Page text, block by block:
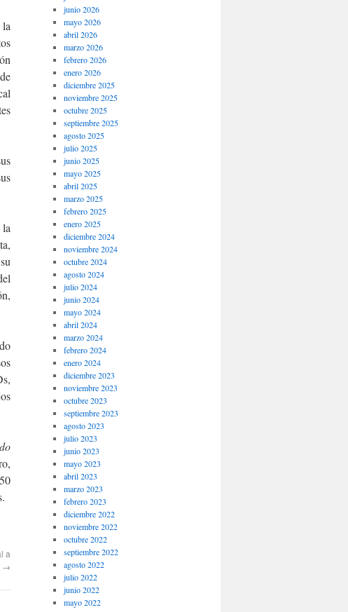
a
→
junio 2026
mayo 2026
abril 2026
marzo 2026
febrero 2026
enero 2026
diciembre 2025
noviembre 2025
octubre 2025
septiembre 2025
agosto 2025
julio 2025
junio 2025
mayo 2025
abril 2025
marzo 2025
febrero 2025
enero 2025
diciembre 2024
noviembre 2024
octubre 2024
agosto 2024
julio 2024
junio 2024
mayo 2024
abril 2024
marzo 2024
febrero 2024
enero 2024
diciembre 2023
noviembre 2023
octubre 2023
septiembre 2023
agosto 2023
julio 2023
junio 2023
mayo 2023
abril 2023
marzo 2023
febrero 2023
diciembre 2022
noviembre 2022
octubre 2022
septiembre 2022
agosto 2022
julio 2022
junio 2022
mayo 2022